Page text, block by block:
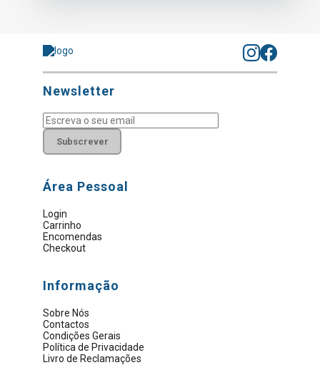
Newsletter
Subscrever
Área Pessoal
Login
Carrinho
Encomendas
Checkout
Informação
Sobre Nós
Contactos
Condições Gerais
Política de Privacidade
Livro de Reclamações